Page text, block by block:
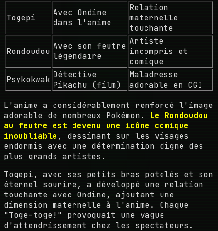
Togepi
Avec Ondine
dans l'anime
Relation
maternelle
touchante
Rondoudou
Avec son feutre
légendaire
Artiste
incompris et
comique
Psykokwak Détective
Pikachu (film)
Maladresse
adorable en CGI
L'anime a considérablement renforcé l'image
adorable de nombreux Pokémon. Le Rondoudou
au feutre est devenu une icône comique
inoubliable , dessinant sur les visages
endormis avec une détermination digne des
plus grands artistes.
Togepi, avec ses petits bras potelés et son
éternel sourire, a développé une relation
touchante avec Ondine, ajoutant une
dimension maternelle à l'anime. Chaque
"Toge-toge!" provoquait une vague
d'attendrissement chez les spectateurs.